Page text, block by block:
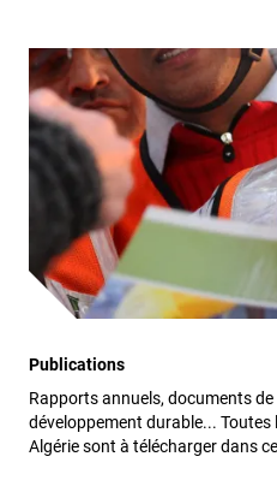
Publications
Rapports annuels, documents
développement durable...
Algérie sont à télécharger dans